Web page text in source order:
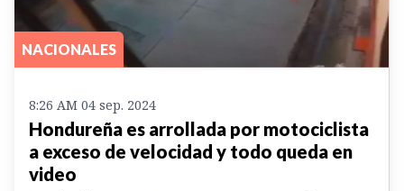
NACIONALES
8:26 AM 04 sep. 2024
Hondureña es arrollada por motociclista
a exceso de velocidad y todo queda en
video